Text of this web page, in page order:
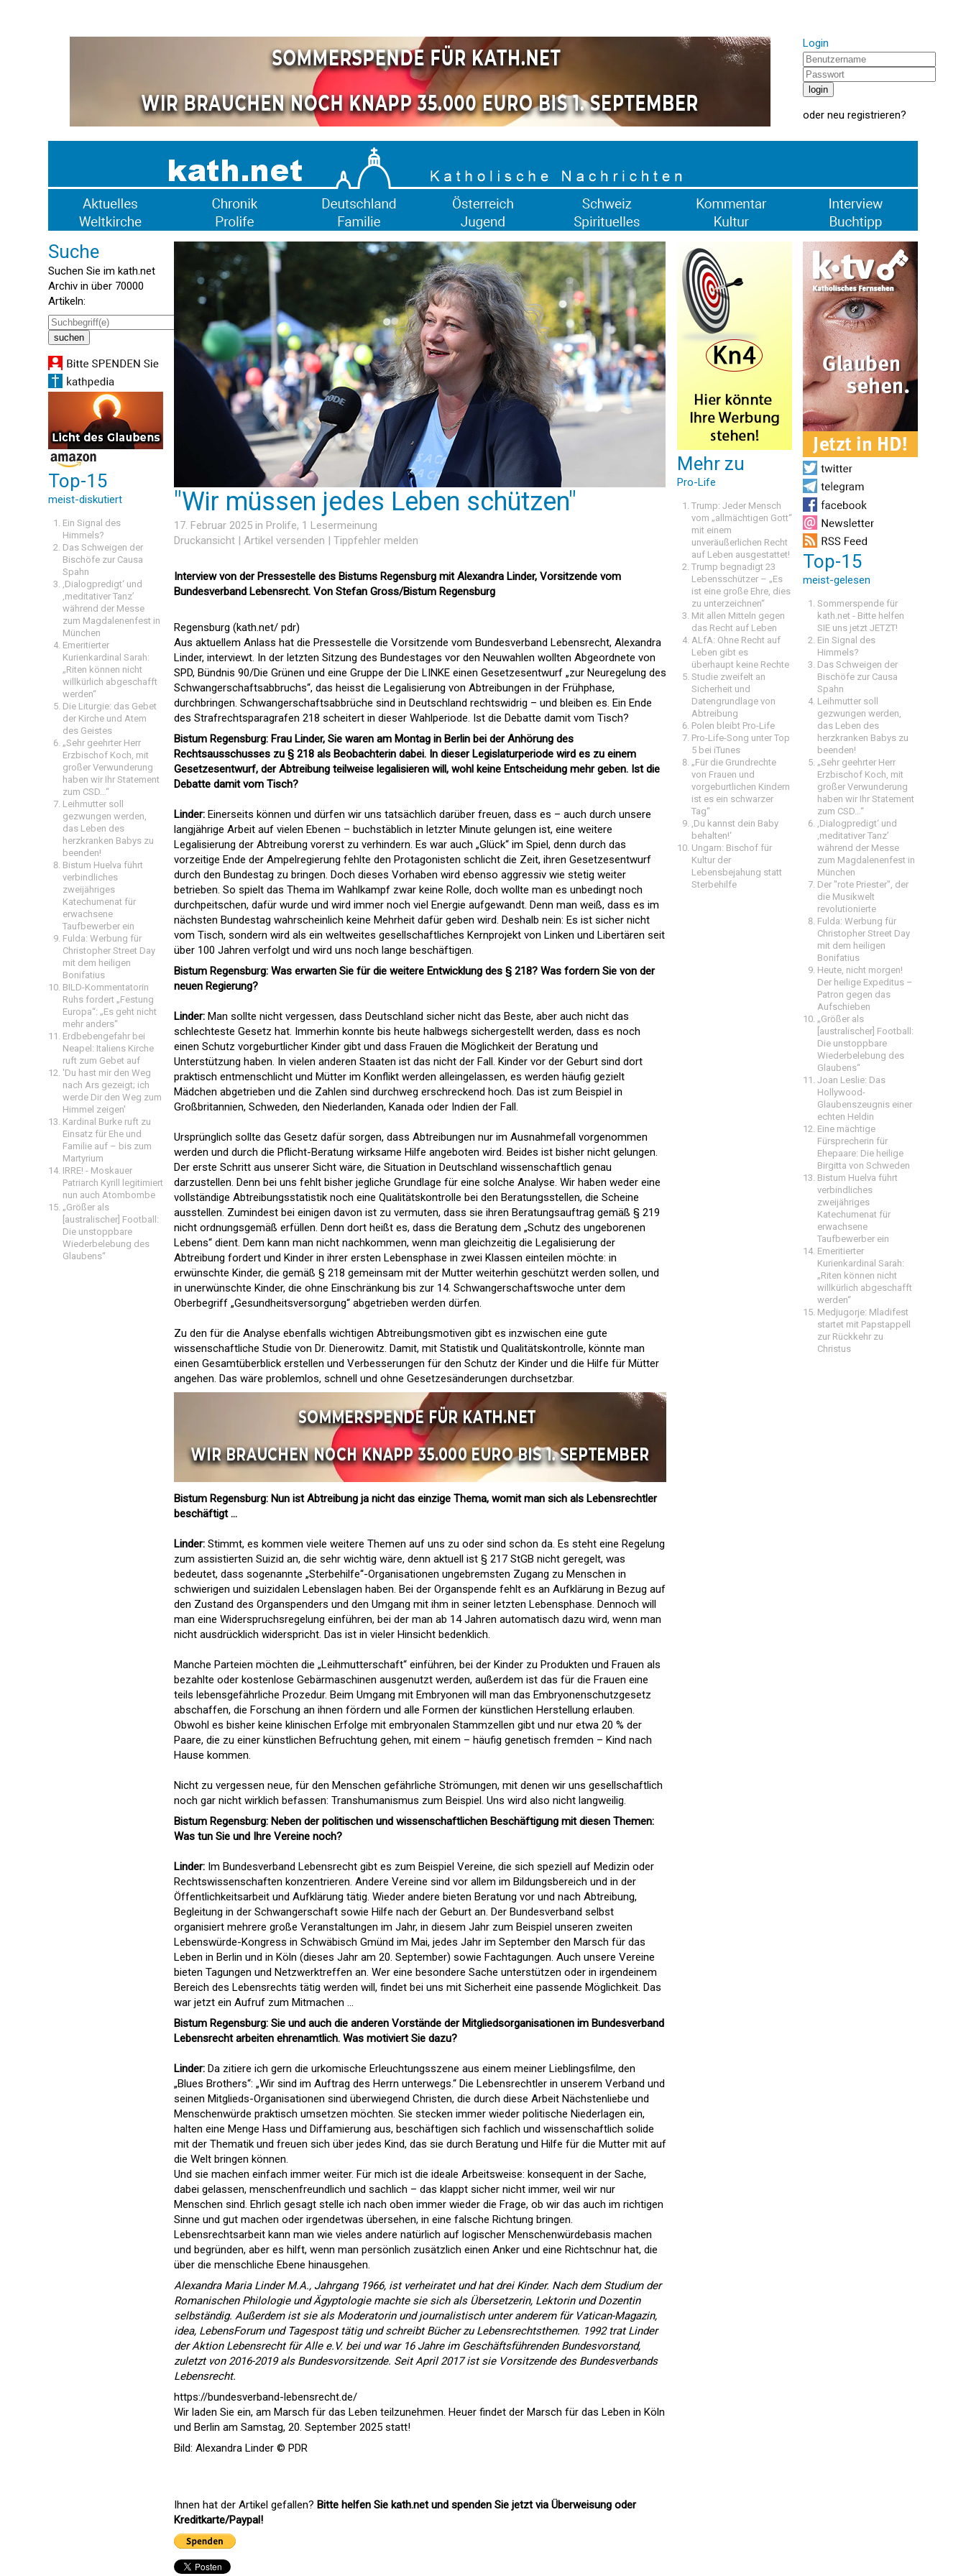
Login
oder neu registrieren?
Suche
Suchen Sie im kath.net
Archiv in über 70000
Artikeln:
Top-15
meist-diskutiert
Ein Signal des
Himmels?
Das Schweigen der
Bischöfe zur Causa
Spahn
‚Dialogpredigt‘ und
‚meditativer Tanz’
während der Messe
zum Magdalenenfest in
München
Emeritierter
Kurienkardinal Sarah:
„Riten können nicht
willkürlich abgeschafft
werden“
Die Liturgie: das Gebet
der Kirche und Atem
des Geistes
„Sehr geehrter Herr
Erzbischof Koch, mit
großer Verwunderung
haben wir Ihr Statement
zum CSD…“
Leihmutter soll
gezwungen werden,
das Leben des
herzkranken Babys zu
beenden!
Bistum Huelva führt
verbindliches
zweijähriges
Katechumenat für
erwachsene
Taufbewerber ein
Fulda: Werbung für
Christopher Street Day
mit dem heiligen
Bonifatius
BILD-Kommentatorin
Ruhs fordert „Festung
Europa“: „Es geht nicht
mehr anders“
Erdbebengefahr bei
Neapel: Italiens Kirche
ruft zum Gebet auf
'Du hast mir den Weg
nach Ars gezeigt; ich
werde Dir den Weg zum
Himmel zeigen'
Kardinal Burke ruft zu
Einsatz für Ehe und
Familie auf – bis zum
Martyrium
IRRE! - Moskauer
Patriarch Kyrill legitimiert
nun auch Atombombe
„Größer als
[australischer] Football:
Die unstoppbare
Wiederbelebung des
Glaubens“
"Wir müssen jedes Leben schützen"
17. Februar 2025 in Prolife, 1 Lesermeinung
Druckansicht | Artikel versenden | Tippfehler melden
Interview von der Pressestelle des Bistums Regensburg mit Alexandra Linder, Vorsitzende vom
Bundesverband Lebensrecht. Von Stefan Gross/Bistum Regensburg
Regensburg (kath.net/ pdr)
Aus aktuellem Anlass hat die Pressestelle die Vorsitzende vom Bundesverband Lebensrecht, Alexandra
Linder, interviewt. In der letzten Sitzung des Bundestages vor den Neuwahlen wollten Abgeordnete von
SPD, Bündnis 90/Die Grünen und eine Gruppe der Die LINKE einen Gesetzesentwurf „zur Neuregelung des
Schwangerschaftsabbruchs“, das heisst die Legalisierung von Abtreibungen in der Frühphase,
durchbringen. Schwangerschaftsabbrüche sind in Deutschland rechtswidrig – und bleiben es. Ein Ende
des Strafrechtsparagrafen 218 scheitert in dieser Wahlperiode. Ist die Debatte damit vom Tisch?
Bistum Regensburg: Frau Linder, Sie waren am Montag in Berlin bei der Anhörung des
Rechtsausschusses zu § 218 als Beobachterin dabei. In dieser Legislaturperiode wird es zu einem
Gesetzesentwurf, der Abtreibung teilweise legalisieren will, wohl keine Entscheidung mehr geben. Ist die
Debatte damit vom Tisch?
Linder: Einerseits können und dürfen wir uns tatsächlich darüber freuen, dass es – auch durch unsere
langjährige Arbeit auf vielen Ebenen – buchstäblich in letzter Minute gelungen ist, eine weitere
Legalisierung der Abtreibung vorerst zu verhindern. Es war auch „Glück“ im Spiel, denn durch das
vorzeitige Ende der Ampelregierung fehlte den Protagonisten schlicht die Zeit, ihren Gesetzesentwurf
durch den Bundestag zu bringen. Doch dieses Vorhaben wird ebenso aggressiv wie stetig weiter
betrieben. So spielt das Thema im Wahlkampf zwar keine Rolle, doch wollte man es unbedingt noch
durchpeitschen, dafür wurde und wird immer noch viel Energie aufgewandt. Denn man weiß, dass es im
nächsten Bundestag wahrscheinlich keine Mehrheit dafür geben wird. Deshalb nein: Es ist sicher nicht
vom Tisch, sondern wird als ein weltweites gesellschaftliches Kernprojekt von Linken und Libertären seit
über 100 Jahren verfolgt und wird uns noch lange beschäftigen.
Bistum Regensburg: Was erwarten Sie für die weitere Entwicklung des § 218? Was fordern Sie von der
neuen Regierung?
Linder: Man sollte nicht vergessen, dass Deutschland sicher nicht das Beste, aber auch nicht das
schlechteste Gesetz hat. Immerhin konnte bis heute halbwegs sichergestellt werden, dass es noch
einen Schutz vorgeburtlicher Kinder gibt und dass Frauen die Möglichkeit der Beratung und
Unterstützung haben. In vielen anderen Staaten ist das nicht der Fall. Kinder vor der Geburt sind dort
praktisch entmenschlicht und Mütter im Konflikt werden alleingelassen, es werden häufig gezielt
Mädchen abgetrieben und die Zahlen sind durchweg erschreckend hoch. Das ist zum Beispiel in
Großbritannien, Schweden, den Niederlanden, Kanada oder Indien der Fall.
Ursprünglich sollte das Gesetz dafür sorgen, dass Abtreibungen nur im Ausnahmefall vorgenommen
werden und durch die Pflicht-Beratung wirksame Hilfe angeboten wird. Beides ist bisher nicht gelungen.
Der erste Schritt aus unserer Sicht wäre, die Situation in Deutschland wissenschaftlich genau
darzustellen. Denn bei uns fehlt bisher jegliche Grundlage für eine solche Analyse. Wir haben weder eine
vollständige Abtreibungsstatistik noch eine Qualitätskontrolle bei den Beratungsstellen, die Scheine
ausstellen. Zumindest bei einigen davon ist zu vermuten, dass sie ihren Beratungsauftrag gemäß § 219
nicht ordnungsgemäß erfüllen. Denn dort heißt es, dass die Beratung dem „Schutz des ungeborenen
Lebens“ dient. Dem kann man nicht nachkommen, wenn man gleichzeitig die Legalisierung der
Abtreibung fordert und Kinder in ihrer ersten Lebensphase in zwei Klassen einteilen möchte: in
erwünschte Kinder, die gemäß § 218 gemeinsam mit der Mutter weiterhin geschützt werden sollen, und
in unerwünschte Kinder, die ohne Einschränkung bis zur 14. Schwangerschaftswoche unter dem
Oberbegriff „Gesundheitsversorgung“ abgetrieben werden dürfen.
Zu den für die Analyse ebenfalls wichtigen Abtreibungsmotiven gibt es inzwischen eine gute
wissenschaftliche Studie von Dr. Dienerowitz. Damit, mit Statistik und Qualitätskontrolle, könnte man
einen Gesamtüberblick erstellen und Verbesserungen für den Schutz der Kinder und die Hilfe für Mütter
angehen. Das wäre problemlos, schnell und ohne Gesetzesänderungen durchsetzbar.
Bistum Regensburg: Nun ist Abtreibung ja nicht das einzige Thema, womit man sich als Lebensrechtler
beschäftigt …
Linder: Stimmt, es kommen viele weitere Themen auf uns zu oder sind schon da. Es steht eine Regelung
zum assistierten Suizid an, die sehr wichtig wäre, denn aktuell ist § 217 StGB nicht geregelt, was
bedeutet, dass sogenannte „Sterbehilfe“-Organisationen ungebremsten Zugang zu Menschen in
schwierigen und suizidalen Lebenslagen haben. Bei der Organspende fehlt es an Aufklärung in Bezug auf
den Zustand des Organspenders und den Umgang mit ihm in seiner letzten Lebensphase. Dennoch will
man eine Widerspruchsregelung einführen, bei der man ab 14 Jahren automatisch dazu wird, wenn man
nicht ausdrücklich widerspricht. Das ist in vieler Hinsicht bedenklich.
Manche Parteien möchten die „Leihmutterschaft“ einführen, bei der Kinder zu Produkten und Frauen als
bezahlte oder kostenlose Gebärmaschinen ausgenutzt werden, außerdem ist das für die Frauen eine
teils lebensgefährliche Prozedur. Beim Umgang mit Embryonen will man das Embryonenschutzgesetz
abschaffen, die Forschung an ihnen fördern und alle Formen der künstlichen Herstellung erlauben.
Obwohl es bisher keine klinischen Erfolge mit embryonalen Stammzellen gibt und nur etwa 20 % der
Paare, die zu einer künstlichen Befruchtung gehen, mit einem – häufig genetisch fremden – Kind nach
Hause kommen.
Nicht zu vergessen neue, für den Menschen gefährliche Strömungen, mit denen wir uns gesellschaftlich
noch gar nicht wirklich befassen: Transhumanismus zum Beispiel. Uns wird also nicht langweilig.
Bistum Regensburg: Neben der politischen und wissenschaftlichen Beschäftigung mit diesen Themen:
Was tun Sie und Ihre Vereine noch?
Linder: Im Bundesverband Lebensrecht gibt es zum Beispiel Vereine, die sich speziell auf Medizin oder
Rechtswissenschaften konzentrieren. Andere Vereine sind vor allem im Bildungsbereich und in der
Öffentlichkeitsarbeit und Aufklärung tätig. Wieder andere bieten Beratung vor und nach Abtreibung,
Begleitung in der Schwangerschaft sowie Hilfe nach der Geburt an. Der Bundesverband selbst
organisiert mehrere große Veranstaltungen im Jahr, in diesem Jahr zum Beispiel unseren zweiten
Lebenswürde-Kongress in Schwäbisch Gmünd im Mai, jedes Jahr im September den Marsch für das
Leben in Berlin und in Köln (dieses Jahr am 20. September) sowie Fachtagungen. Auch unsere Vereine
bieten Tagungen und Netzwerktreffen an. Wer eine besondere Sache unterstützen oder in irgendeinem
Bereich des Lebensrechts tätig werden will, findet bei uns mit Sicherheit eine passende Möglichkeit. Das
war jetzt ein Aufruf zum Mitmachen …
Bistum Regensburg: Sie und auch die anderen Vorstände der Mitgliedsorganisationen im Bundesverband
Lebensrecht arbeiten ehrenamtlich. Was motiviert Sie dazu?
Linder: Da zitiere ich gern die urkomische Erleuchtungsszene aus einem meiner Lieblingsfilme, den
„Blues Brothers“: „Wir sind im Auftrag des Herrn unterwegs.“ Die Lebensrechtler in unserem Verband und
seinen Mitglieds-Organisationen sind überwiegend Christen, die durch diese Arbeit Nächstenliebe und
Menschenwürde praktisch umsetzen möchten. Sie stecken immer wieder politische Niederlagen ein,
halten eine Menge Hass und Diffamierung aus, beschäftigen sich fachlich und wissenschaftlich solide
mit der Thematik und freuen sich über jedes Kind, das sie durch Beratung und Hilfe für die Mutter mit auf
die Welt bringen können.
Und sie machen einfach immer weiter. Für mich ist die ideale Arbeitsweise: konsequent in der Sache,
dabei gelassen, menschenfreundlich und sachlich – das klappt sicher nicht immer, weil wir nur
Menschen sind. Ehrlich gesagt stelle ich nach oben immer wieder die Frage, ob wir das auch im richtigen
Sinne und gut machen oder irgendetwas übersehen, in eine falsche Richtung bringen.
Lebensrechtsarbeit kann man wie vieles andere natürlich auf logischer Menschenwürdebasis machen
und begründen, aber es hilft, wenn man persönlich zusätzlich einen Anker und eine Richtschnur hat, die
über die menschliche Ebene hinausgehen.
Alexandra Maria Linder M.A., Jahrgang 1966, ist verheiratet und hat drei Kinder. Nach dem Studium der
Romanischen Philologie und Ägyptologie machte sie sich als Übersetzerin, Lektorin und Dozentin
selbständig. Außerdem ist sie als Moderatorin und journalistisch unter anderem für Vatican-Magazin,
idea, LebensForum und Tagespost tätig und schreibt Bücher zu Lebensrechtsthemen. 1992 trat Linder
der Aktion Lebensrecht für Alle e.V. bei und war 16 Jahre im Geschäftsführenden Bundesvorstand,
zuletzt von 2016-2019 als Bundesvorsitzende. Seit April 2017 ist sie Vorsitzende des Bundesverbands
Lebensrecht.
https://bundesverband-lebensrecht.de/
Wir laden Sie ein, am Marsch für das Leben teilzunehmen. Heuer findet der Marsch für das Leben in Köln
und Berlin am Samstag, 20. September 2025 statt!
Bild: Alexandra Linder © PDR
Ihnen hat der Artikel gefallen? Bitte helfen Sie kath.net und spenden Sie jetzt via Überweisung oder
Kreditkarte/Paypal!
Mehr zu
Pro-Life
Trump: Jeder Mensch
vom „allmächtigen Gott“
mit einem
unveräußerlichen Recht
auf Leben ausgestattet!
Trump begnadigt 23
Lebensschützer – „Es
ist eine große Ehre, dies
zu unterzeichnen“
Mit allen Mitteln gegen
das Recht auf Leben
ALfA: Ohne Recht auf
Leben gibt es
überhaupt keine Rechte
Studie zweifelt an
Sicherheit und
Datengrundlage von
Abtreibung
Polen bleibt Pro-Life
Pro-Life-Song unter Top
5 bei iTunes
„Für die Grundrechte
von Frauen und
vorgeburtlichen Kindern
ist es ein schwarzer
Tag“
,Du kannst dein Baby
behalten!‘
Ungarn: Bischof für
Kultur der
Lebensbejahung statt
Sterbehilfe
Top-15
meist-gelesen
Sommerspende für
kath.net - Bitte helfen
SIE uns jetzt JETZT!
Ein Signal des
Himmels?
Das Schweigen der
Bischöfe zur Causa
Spahn
Leihmutter soll
gezwungen werden,
das Leben des
herzkranken Babys zu
beenden!
„Sehr geehrter Herr
Erzbischof Koch, mit
großer Verwunderung
haben wir Ihr Statement
zum CSD…“
‚Dialogpredigt‘ und
‚meditativer Tanz’
während der Messe
zum Magdalenenfest in
München
Der "rote Priester", der
die Musikwelt
revolutionierte
Fulda: Werbung für
Christopher Street Day
mit dem heiligen
Bonifatius
Heute, nicht morgen!
Der heilige Expeditus –
Patron gegen das
Aufschieben
„Größer als
[australischer] Football:
Die unstoppbare
Wiederbelebung des
Glaubens“
Joan Leslie: Das
Hollywood-
Glaubenszeugnis einer
echten Heldin
Eine mächtige
Fürsprecherin für
Ehepaare: Die heilige
Birgitta von Schweden
Bistum Huelva führt
verbindliches
zweijähriges
Katechumenat für
erwachsene
Taufbewerber ein
Emeritierter
Kurienkardinal Sarah:
„Riten können nicht
willkürlich abgeschafft
werden“
Medjugorje: Mladifest
startet mit Papstappell
zur Rückkehr zu
Christus